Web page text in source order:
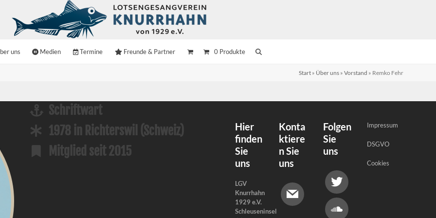
uns Medien Termine Freunde & Partner 0 Produkte
Start» Über uns» Vorstand » Remko Fehr
Schriftwart
1978 in Richterswil (Schweiz)
Mitglied seit 2015
Hier
finden
Sie
uns
LGV
Knurrhahn
1929 e.V.
Schleuseninsel
Konta
ktiere
n Sie
uns
Folgen
Sie
uns
Impressum
DSGVO
Cookies